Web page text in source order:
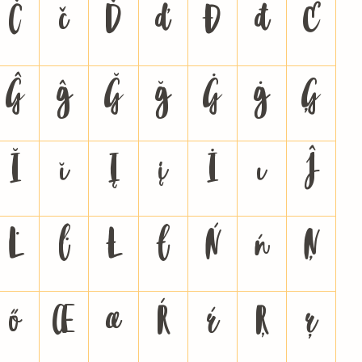
Č č Ď ď Đ đ Ē
Ĝ ĝ Ğ ğ Ġ ġ Ģ
Ĭ
ĭ Į į İ ı
Ĵ
Ŀ
ŀ Ł ł Ń ń Ņ
ő Œ œ Ŕ ŕ Ŗ ŗ